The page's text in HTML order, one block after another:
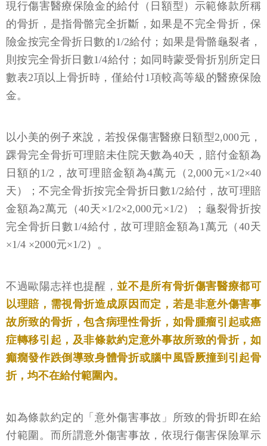
現行傷害醫療保險金的給付（日額型）示範條款所稱
的骨折，是指骨骼完全折斷，如果是不完全骨折，保
險金按完全骨折日數的1/2給付；如果是骨骼龜裂者，
則按完全骨折日數1/4給付；如同時蒙受骨折別所定日
數表2項以上骨折時，僅給付1項較高等級的醫療保險
金。
以小美的例子來說，若投保傷害醫療日額型2,000元，
踝骨完全骨折可理賠未住院天數為40天，賠付金額為
日額的1/2，故可理賠金額為4萬元（2,000元×1/2×40
天）；不完全骨折按完全骨折日數1/2給付，故可理賠
金額為2萬元（40天×1/2×2,000元×1/2）；龜裂骨折按
完全骨折日數1/4給付，故可理賠金額為1萬元（40天
×1/4 ×2000元×1/2）。
不過歐陽志祥也提醒，並不是所有骨折傷害醫療都可
以理賠，需視骨折造成原因而定，若是非意外傷害事
故所致的骨折，包含病理性骨折，如骨腫瘤引起或癌
症轉移引起，及非條款約定意外事故所致的骨折，如
癲癇發作跌倒導致身體骨折或腦中風昏厥撞到引起骨
折，均不在給付範圍內。
如為條款約定的「意外傷害事故」所致的骨折即在給
付範圍。而所謂意外傷害事故，依現行傷害保險單示